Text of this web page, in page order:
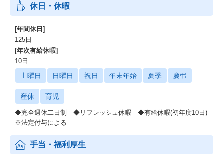
休日・休暇
[年間休日]
125日
[年次有給休暇]
10日
土曜日 日曜日 祝日 年末年始 夏季 慶弔
産休 育児
◆完全週休二日制 ◆リフレッシュ休暇 ◆有給休暇(初年度10日)
※法定付与による
手当・福利厚生